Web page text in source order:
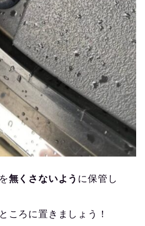
無くさないよう に保管し
ころに置きましょう！